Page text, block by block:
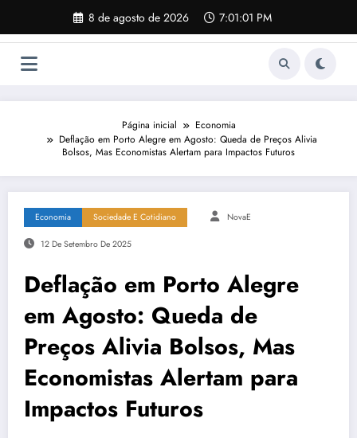
o
8 de agosto de 2026 7:01:02 PM
Página inicial
Economia
Deflação em Porto Alegre em Agosto: Queda de Preços Alivia
Bolsos, Mas Economistas Alertam para Impactos Futuros
Economia Sociedade E Cotidiano NovaE
12 De Setembro De 2025
Deflação em Porto Alegre
em Agosto: Queda de
Preços Alivia Bolsos, Mas
Economistas Alertam para
Impactos Futuros